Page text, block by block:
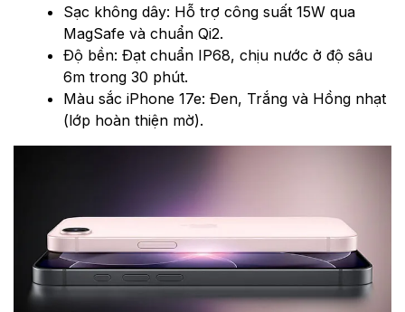
Sạc không dây: Hỗ trợ công suất 15W qua
MagSafe và chuẩn Qi2.
Độ bền: Đạt chuẩn IP68, chịu nước ở độ sâu
6m trong 30 phút.
Màu sắc iPhone 17e: Đen, Trắng và Hồng nhạt
(lớp hoàn thiện mờ).